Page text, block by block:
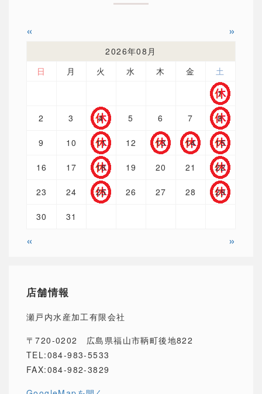
« »
2026年08月
日
月 火 水 木 金
土
1
2 3 4 5 6 7 8
9 10 11 12 13 14 15
16 17 18 19 20 21 22
23 24 25 26 27 28 29
30 31
« »
店舗情報
瀬戸内水産加工有限会社
〒720-0202 広島県福山市鞆町後地822
TEL:084-983-5533
FAX:084-982-3829